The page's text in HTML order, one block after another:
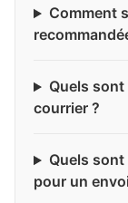
Comment
Quels
courrier ?
Quels
pour un